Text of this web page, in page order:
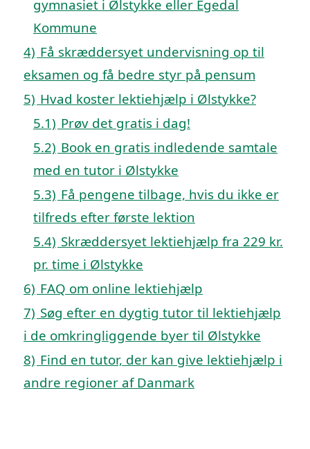
gymnasiet i Ølstykke eller Egedal
Kommune
4) Få skræddersyet undervisning op til
eksamen og få bedre styr på pensum
5) Hvad koster lektiehjælp i Ølstykke?
5.1) Prøv det gratis i dag!
5.2) Book en gratis indledende samtale
med en tutor i Ølstykke
5.3) Få pengene tilbage, hvis du ikke er
tilfreds efter første lektion
5.4) Skræddersyet lektiehjælp fra 229 kr.
pr. time i Ølstykke
6) FAQ om online lektiehjælp
7) Søg efter en dygtig tutor til lektiehjælp
i de omkringliggende byer til Ølstykke
8) Find en tutor, der kan give lektiehjælp i
andre regioner af Danmark